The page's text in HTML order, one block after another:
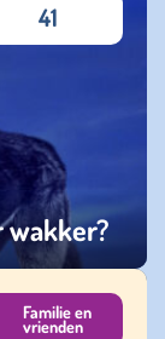
wakker?
41
Familie en
vrienden